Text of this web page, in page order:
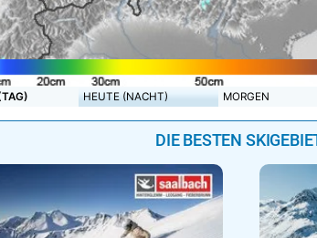
HEUTE (NACHT) MORGEN
DIE BESTEN